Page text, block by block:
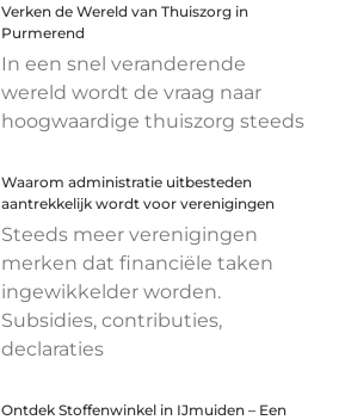
Verken de Wereld van Thuiszorg in
Purmerend
In een snel veranderende
wereld wordt de vraag naar
hoogwaardige thuiszorg steeds
Waarom administratie uitbesteden
aantrekkelijk wordt voor verenigingen
Steeds meer verenigingen
merken dat financiële taken
ingewikkelder worden.
Subsidies, contributies,
declaraties
Ontdek Stoffenwinkel in IJmuiden – Een